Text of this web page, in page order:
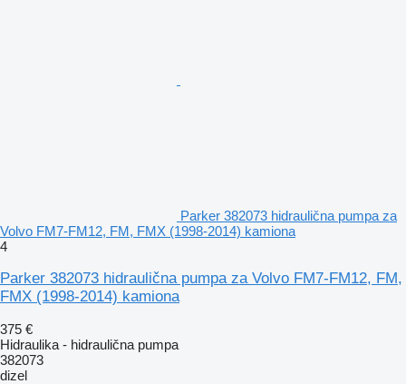
Parker 382073 hidraulična pumpa za
Volvo FM7-FM12, FM, FMX (1998-2014) kamiona
4
Parker 382073 hidraulična pumpa za Volvo FM7-FM12, FM,
FMX (1998-2014) kamiona
375 €
Hidraulika - hidraulična pumpa
382073
dizel